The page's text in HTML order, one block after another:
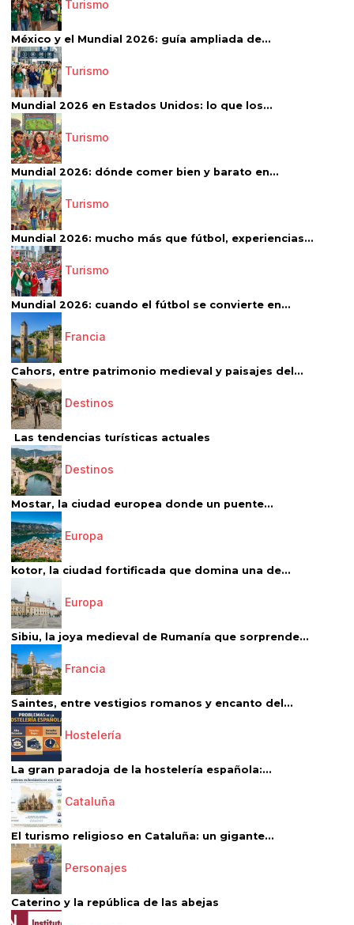
Turismo
México y el Mundial 2026: guía ampliada de...
Turismo
Mundial 2026 en Estados Unidos: lo que los...
Turismo
Mundial 2026: dónde comer bien y barato en...
Turismo
Mundial 2026: mucho más que fútbol, experiencias...
Turismo
Mundial 2026: cuando el fútbol se convierte en...
Francia
Cahors, entre patrimonio medieval y paisajes del...
Destinos
Las tendencias turísticas actuales
Destinos
Mostar, la ciudad europea donde un puente...
Europa
kotor, la ciudad fortificada que domina una de...
Europa
Sibiu, la joya medieval de Rumanía que sorprende...
Francia
Saintes, entre vestigios romanos y encanto del...
Hostelería
La gran paradoja de la hostelería española:...
Cataluña
El turismo religioso en Cataluña: un gigante...
Personajes
Caterino y la república de las abejas